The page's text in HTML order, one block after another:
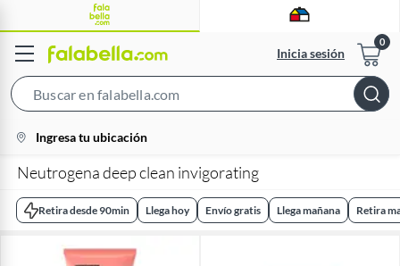
Inicia sesión
Bar
location-
icon
Ingresa tu ubicación
Neutrogena deep clean invigorating
Retira desde 90min Llega hoy Envío gratis Llega mañana Retira